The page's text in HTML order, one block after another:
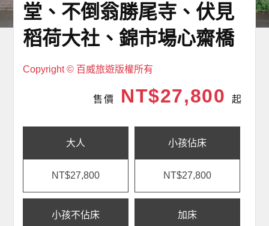
堂、不倒翁勝尾寺、伏見
稻荷大社、錦市場心齋橋
Copyright © 百威旅遊版權所有
售價 NT$27,800 起
大人
NT$27,800
小孩佔床
NT$27,800
小孩不佔床 加床